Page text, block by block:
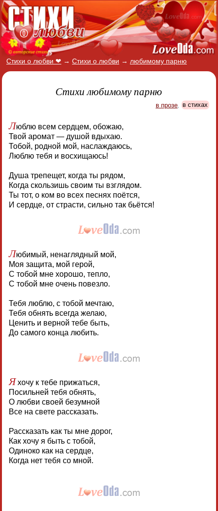
Стихи о любви ❤ → Стихи о любви → любимому парню
Стихи любимому парню
в прозе, в стихах
Люблю всем сердцем, обожаю,
Твой аромат — душой вдыхаю.
Тобой, родной мой, наслаждаюсь,
Люблю тебя и восхищаюсь!
Душа трепещет, когда ты рядом,
Когда скользишь своим ты взглядом.
Ты тот, о ком во всех песнях поётся,
И сердце, от страсти, сильно так бьётся!
Любимый, ненаглядный мой,
Моя защита, мой герой,
С тобой мне хорошо, тепло,
С тобой мне очень повезло.
Тебя люблю, с тобой мечтаю,
Тебя обнять всегда желаю,
Ценить и верной тебе быть,
До самого конца любить.
Яхочу к тебе прижаться,
Посильней тебя обнять,
О любви своей безумной
Все на свете рассказать.
Рассказать как ты мне дорог,
Как хочу я быть с тобой,
Одиноко как на сердце,
Когда нет тебя со мной.